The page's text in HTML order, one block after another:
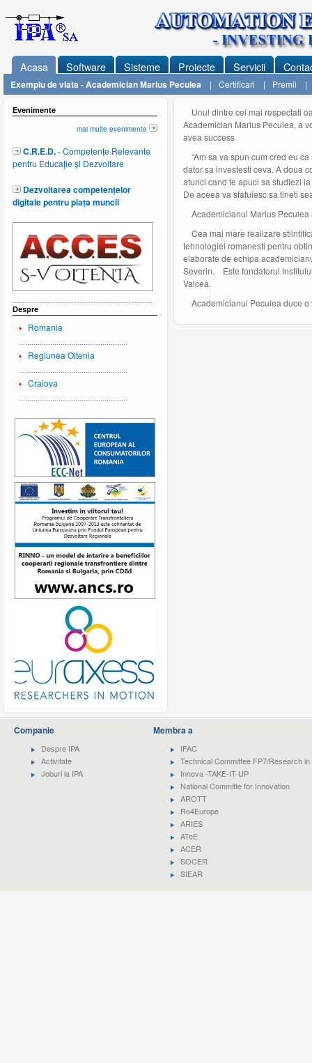
Acasa
Exemplu de viata - Academician Marius Peculea | Certificari | Premii |
Software Sisteme Proiecte Servicii
Evenimente
mai multe evenimente
C.R.E.D.- Competențe Relevante
pentru Educație și Dezvoltare
Dezvoltarea competențelor
digitale pentru piața muncii
Despre
Romania
Regiunea Oltenia
Craiova
Unul dintre cei mai respectati
Academician Marius Peculea, a
avea success
“Am sa va spun cum cred eu
dator sa investesti ceva. A doua
atunci cand te apuci sa studiezi
De aceea va sfatuiesc sa tineti
Academicianul Marius Peculea
Cea mai mare realizare
tehnologiei romanesti pentru
elaborate de echipa
Severin. Este fondatorul
Valcea.
Academicianul Peculea duce o
Companie
Despre IPA
Activitate
Joburi la IPA
Membra a
IFAC
Technical Committee FP7/Research
Innova -TAKE-IT-UP
National Committe for Innovation
AROTT
Ro4Europe
ARIES
ATeE
ACER
SOCER
SIEAR